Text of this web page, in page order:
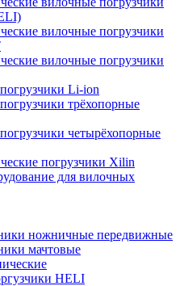
вилочные погрузчики
вилочные погрузчики
Li-ion
трёхопорные
четырёхопорные
погрузчики Xilin
для вилочных
ножничные передвижные
мачтовые
HELI